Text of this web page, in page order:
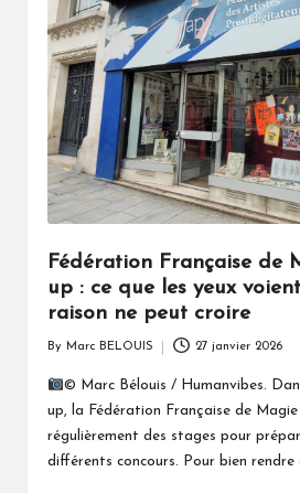
Fédération Française de
up : ce que les yeux
raison ne peut croire
by
By Marc BELOUIS 27 janvier 2026
© Marc Bélouis / Humanvibes.
up, la Fédération Française de
régulièrement des stages pour
différents concours. Pour bien rendre